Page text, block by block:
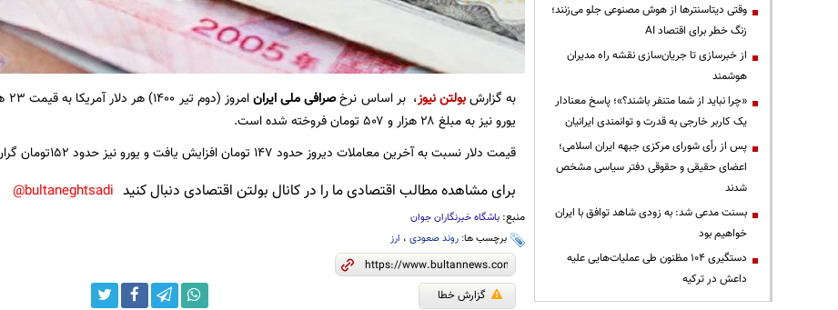
به گزارشبولتن نیوز، بر اساس نرخصرافی ملی ایران
یورو نیز به مبلغ ۲۸ هزار و ۵۰۷ تومان فروخته شده است.
قیمت دلار نسبت به آخرین معاملات دیروز حدود ۱۴۷ تومان افزایش یافت و یورو نیز حدود ۱۵۲تومان گران شد.
برای مشاهده مطالب اقتصادی ما را در کانال بولتن اقتصادی دنبال کنید bultaneghtsadi@
منبع: باشگاه خبرنگاران جوان
برچسب ها: روند صعودی، ارز
گزارش خطا
وقتی دیتاسنترها از هوش مصنوعی جلو می‌زنند؛
زنگ خطر برای اقتصاد AI
از خبرسازی تا جریان‌سازی نقشه راه مدیران
هوشمند
«چرا نباید از شما متنفر باشند؟»؛ پاسخ معنادار
یک کاربر خارجی به قدرت و توانمندی ایرانیان
پس از رأی شورای مرکزی جبهه ایران اسلامی؛
اعضای حقیقی و حقوقی دفتر سیاسی مشخص
شدند
بسنت مدعی شد: به زودی شاهد توافق با ایران
خواهیم بود
دستگیری ۱۰۴ مظنون طی عملیات‌هایی علیه
داعش در ترکیه